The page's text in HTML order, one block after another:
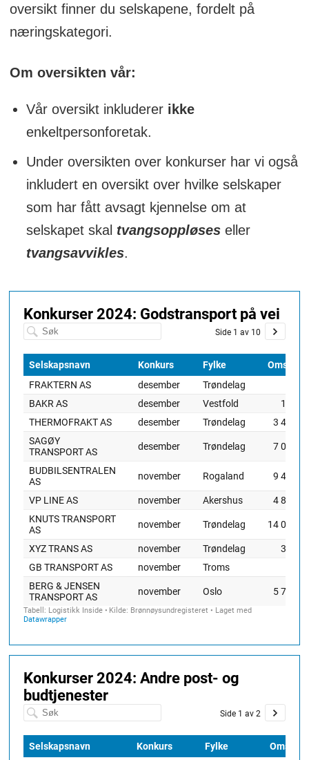
oversikt finner du selskapene, fordelt på
næringskategori.
Om oversikten vår:
Vår oversikt inkluderer ikke
enkeltpersonforetak.
Under oversikten over konkurser har vi også
inkludert en oversikt over hvilke selskaper
som har fått avsagt kjennelse om at
selskapet skal tvangsoppløseseller
tvangsavvikles.